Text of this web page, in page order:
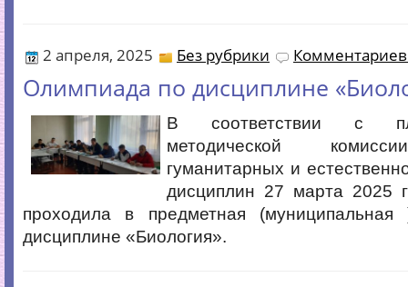
2 апреля, 2025 Без рубрики Комментариев
Олимпиада по дисциплине
В соответствии с
методической
гуманитарных и
дисциплин 27 марта 2025
проходила в предметная
дисциплине «Биология».